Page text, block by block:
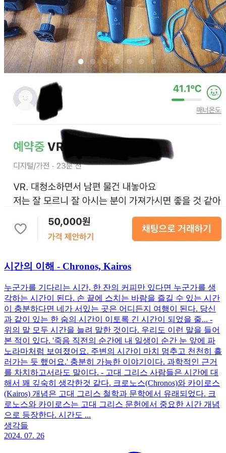
시간의 이해 - Chronos, Kairos
누군가를 기다리는 시간, 한 잔의 커피만 있다면 누군가를 생
각하는 시간이 된다. 손 끝에 스치는 바람을 즐길 수 있는 시간
이 충분하다면 네가 서있는 곳은 어디든지 여행이 된다. 당신
과 같이 있는 한 숨의 시간이 이토록 긴 시간이 되었을 줄... -
위의 말 모두 시간을 늘려 말한 것이다. 우리도 이런 말을 들어
본 적이 있다. '죽음 직전의 순간에 내 일생이 순간 눈 앞에 파
노라마처럼 보여졌어요. 주변의 시간이 마치 멈추고 천천히 흘
러가는 듯 했어요.' 충분히 가능한 이야기이다. 과학적인 근거
를 차치하고서라도 말이다. - 고대 그리스 사람들은 시간에 대
해서 꽤 깊숙히 생각한것 같다. 크로노스(Chronos)와 카이로스
(Kairos) 개념은 고대 그리스 철학과 문학에서 유래되었다. 크
로노스와 카이로스는 고대 그리스 문헌에서 중요한 시간 개념
으로 등장한다. 시간도 ...
생각들
2024. 07. 26